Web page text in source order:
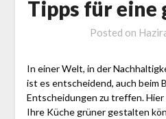
Tipps für eine
Posted on
In einer Welt, in der
ist es entscheidend, auch beim
Entscheidungen zu treffen. Hier
Ihre Küche grüner gestalten